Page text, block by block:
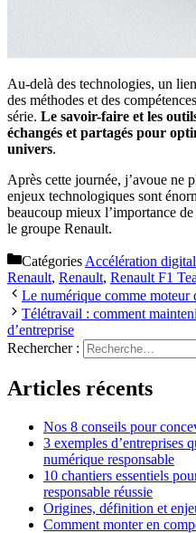
Au-delà des technologies, un
des méthodes et des
série. Le savoir-faire et les
échangés et partagés pour
univers.
Après cette journée, j’avoue ne
enjeux technologiques sont
beaucoup mieux l’importance
le groupe Renault.
Catégories Accélération
Renault, Renault, Renault F1
Le numérique comme moteur
Télétravail : comment
d’entreprise
Rechercher :
Articles récents
Nos 8 conseils pour
3 exemples d’entreprises
numérique responsable
10 chantiers essentiels
responsable réussie
Origines, définition et
Comment monter en